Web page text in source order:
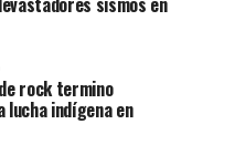
rock termino
lucha indígena en